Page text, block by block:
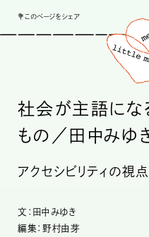
💐このページをシェア
社会が主語にな
もの／田中みゆ
アクセシビリティの視
文：田中みゆき
編集：野村由芽